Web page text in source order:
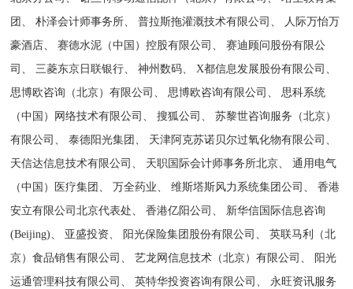
团、 朴泽会计师事务所、 普拉斯拖灌溉技术有限公司、 人际万怡万
豪酒店、 赛德水泥（中国）控股有限公司、 赛迪顾问股份有限公
司、 三菱东京日联银行、 神州数码、 X都信息发展股份有限公司、
思博欧咨询（北京）有限公司、 思博欧咨询有限公司、 思科系统
（中国）网络技术有限公司、 搜狐公司、 苏黎世咨询服务（北京）
有限公司、 泰德阳光集团、 天津阿克苏诺贝尔过氧化物有限公司、
天信达信息技术有限公司、 天职国际会计师事务所北京、 通用电气
（中国）医疗集团、 万全药业、 维斯塔斯风力系统集团公司、 香港
安立有限公司北京代表处、 香港亿阳公司、 新华信国际信息咨询
(Beijing)、 亚盛投资、 阳光保险集团股份有限公司、 英联马利（北
京）食品销售有限公司、 艺龙网信息技术（北京）有限公司、 阳光
运通管理科技有限公司、 英特华投资咨询有限公司、 永旺资讯服务